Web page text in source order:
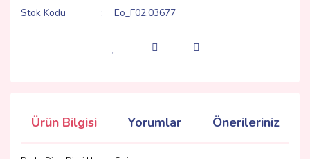
Stok Kodu
Eo_F02.03677
Ürün Bilgisi Yorumlar Önerileriniz